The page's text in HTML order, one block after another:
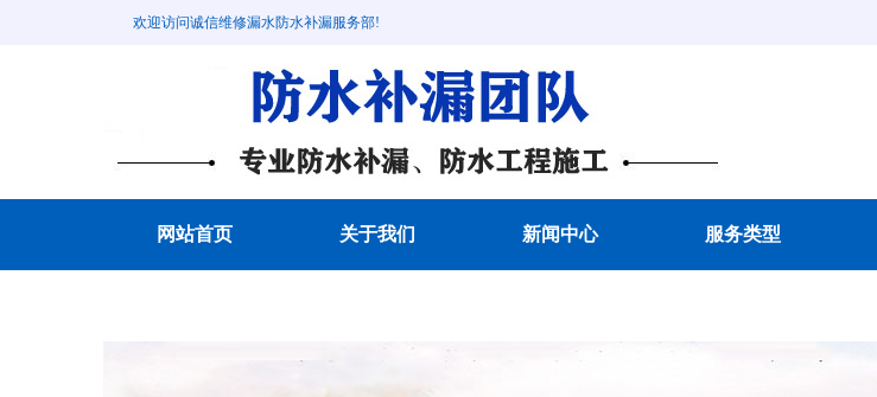
欢迎访问诚信维修漏水防水补漏服务部!
网站首页 关于我们 新闻中心 服务类型